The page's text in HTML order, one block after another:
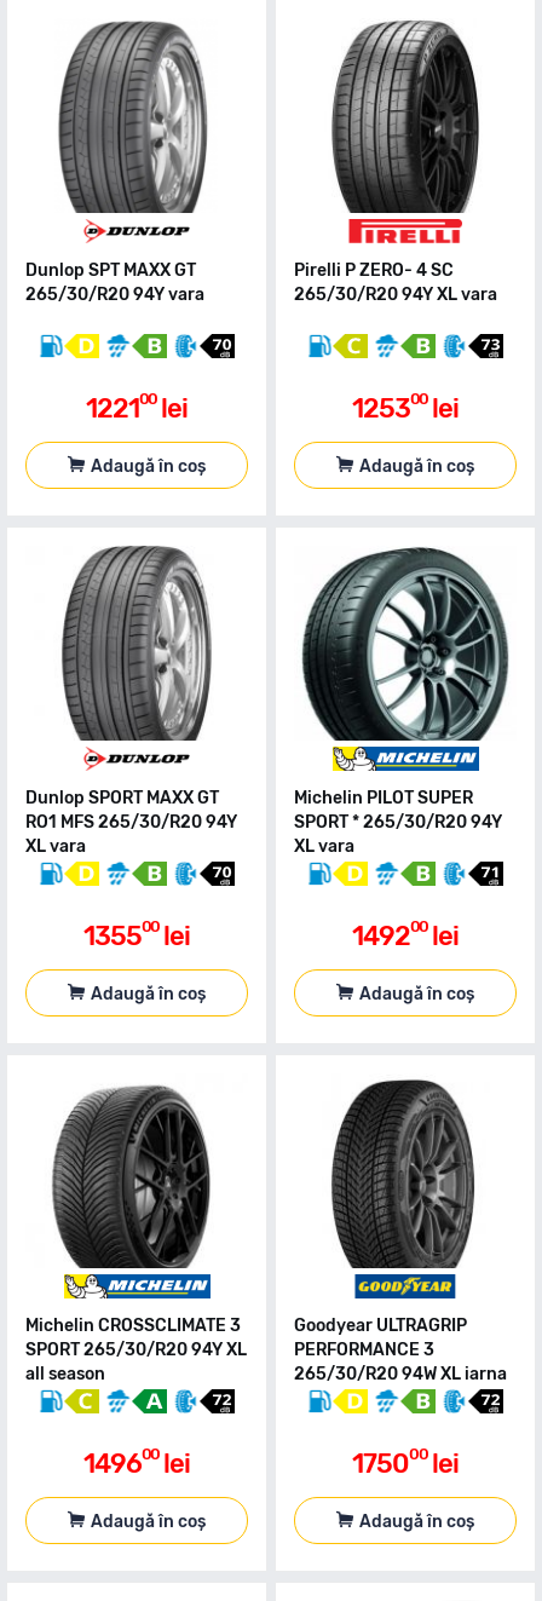
Dunlop SPT MAXX GT
265/30/R20 94Y vara
122100 lei
Adaugă în coș
Pirelli P ZERO- 4 SC
265/30/R20 94Y XL vara
125300 lei
Adaugă în coș
Dunlop SPORT MAXX GT
RO1 MFS 265/30/R20 94Y
XL vara
135500 lei
Adaugă în coș
Michelin PILOT SUPER
SPORT * 265/30/R20 94Y
XL vara
149200 lei
Adaugă în coș
Michelin CROSSCLIMATE 3
SPORT 265/30/R20 94Y XL
all season
149600 lei
Adaugă în coș
Goodyear ULTRAGRIP
PERFORMANCE 3
265/30/R20 94W XL iarna
175000 lei
Adaugă în coș